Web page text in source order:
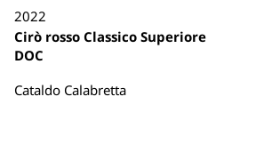
2022
Cirò rosso Classico Superiore
DOC
Cataldo Calabretta